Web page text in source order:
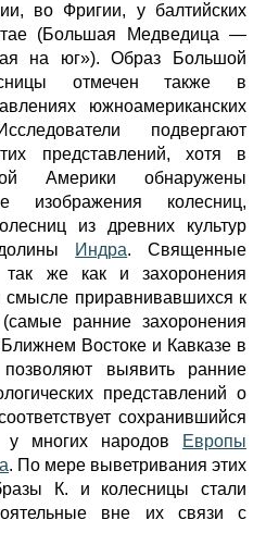
во Фригии, у балтийских
(Большая Медведица —
на юг»). Образ Большой
отмечен также в
южноамериканских
подвергают
представлений, хотя в
Америки обнаружены
изображения колесниц,
из древних культур
Индра. Священные
так же как и захоронения
приравнивавшихся к
ранние захоронения
Востоке и Кавказе в
выявить ранние
представлений о
сохранившийся
у многих народов
Европы
. По мере выветривания этих
К. и колесницы стали
вне их связи с